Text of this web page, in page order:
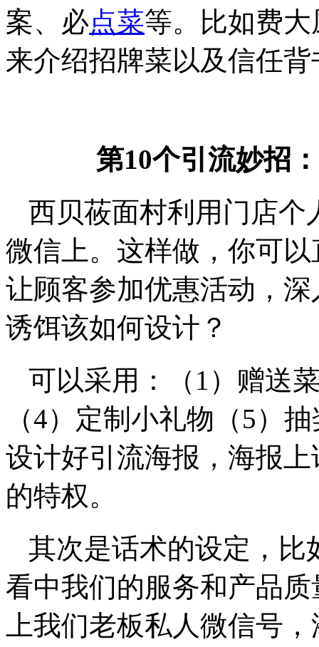
案、必点菜等。比如费
来介绍招牌菜以及信任
第10个引流妙招
西贝莜面村利用门店个
微信上。这样做，你可
让顾客参加优惠活动，
诱饵该如何设计？
可以采用：（1）赠送
（4）定制小礼物（5）
设计好引流海报，海报
的特权。
其次是话术的设定，比
看中我们的服务和产品
上我们老板私人微信号